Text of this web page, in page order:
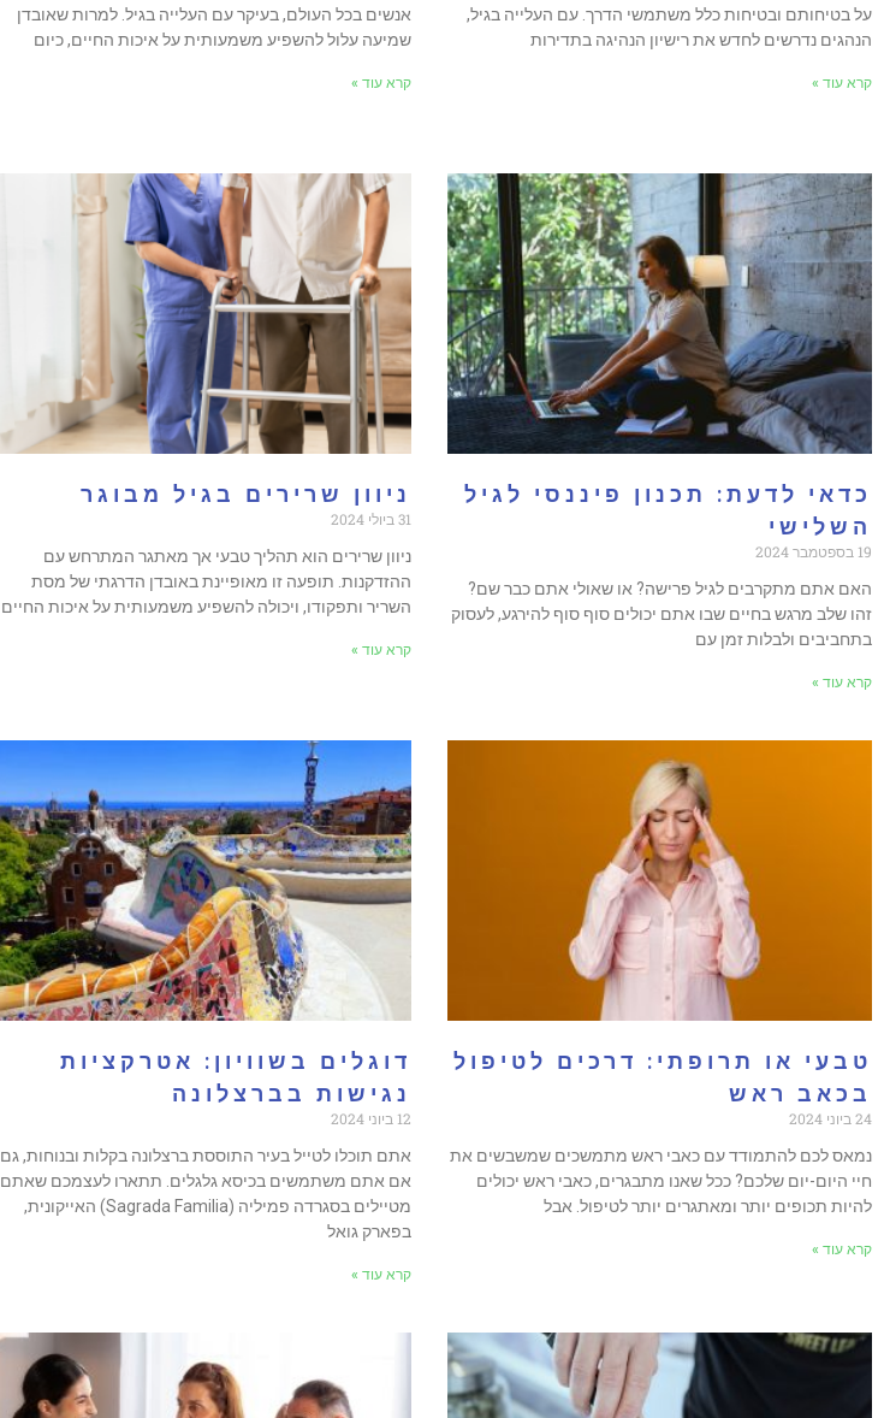
על בטיחותם ובטיחות כלל משתמשי הדרך. עם העלייה בגיל,
הנהגים נדרשים לחדש את רישיון הנהיגה בתדירות
קרא עוד »
אנשים בכל העולם, בעיקר עם העלייה בגיל. למרות שאובדן
שמיעה עלול להשפיע משמעותית על איכות החיים, כיום
קרא עוד »
כדאי לדעת: תכנון פיננסי לגיל
השלישי
19 בספטמבר 2024
האם אתם מתקרבים לגיל פרישה? או שאולי אתם כבר שם?
זהו שלב מרגש בחיים שבו אתם יכולים סוף סוף להירגע, לעסוק
בתחביבים ולבלות זמן עם
קרא עוד »
ניוון שרירים בגיל מבוגר
31 ביולי 2024
ניוון שרירים הוא תהליך טבעי אך מאתגר המתרחש עם
ההזדקנות. תופעה זו מאופיינת באובדן הדרגתי של מסת
השריר ותפקודו, ויכולה להשפיע משמעותית על איכות החיים
קרא עוד »
טבעי או תרופתי: דרכים לטיפול
בכאב ראש
24 ביוני 2024
נמאס לכם להתמודד עם כאבי ראש מתמשכים שמשבשים את
חיי היום-יום שלכם? ככל שאנו מתבגרים, כאבי ראש יכולים
להיות תכופים יותר ומאתגרים יותר לטיפול. אבל
קרא עוד »
דוגלים בשוויון: אטרקציות
נגישות בברצלונה
12 ביוני 2024
אתם תוכלו לטייל בעיר התוססת ברצלונה בקלות ובנוחות, גם
אם אתם משתמשים בכיסא גלגלים. תתארו לעצמכם שאתם
מטיילים בסגרדה פמיליה (Sagrada Familia) האייקונית,
בפארק גואל
קרא עוד »